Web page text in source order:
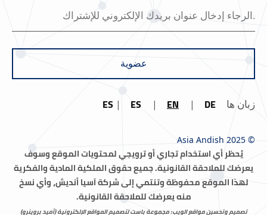
عضوية
زبان ها DE
EN
ES
ES
© Asia Andish 2025
يُحظر أي استخدام تجاري أو ترويجي لمحتويات الموقع وسوف
يعرضك للملاحقة القانونية.جميع حقوق الملكية المادية والفكرية
لهذا الموقع محفوظة وتنتمي إلى شركة آسيا أنديش، وأي نسخ
منه يعرضك للملاحقة القانونية.
تصميم وتحسين مواقع الويب: مجموعة باست لتصميم المواقع الإلكترونية (أميد بروینرو)